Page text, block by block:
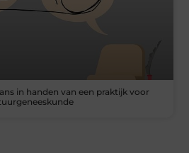
in handen van een praktijk voor